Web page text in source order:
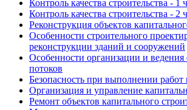
Контроль качества строительства - 1
Контроль качества строительства - 2
Реконструкция объектов
Особенности строительного
реконструкции зданий и сооружений
Особенности организации и ведения
потоков
Безопасность при выполнении работ
Организация и управление
Ремонт объектов капитального